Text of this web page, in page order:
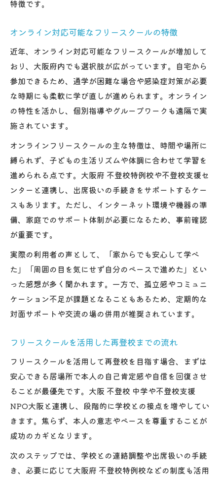
特徴です。
オンライン対応可能なフリースクールの特徴
近年、オンライン対応可能なフリースクールが増加して
おり、大阪府内でも選択肢が広がっています。自宅から
参加できるため、通学が困難な場合や感染症対策が必要
な時期にも柔軟に学び直しが進められます。オンライン
の特性を活かし、個別指導やグループワークも遠隔で実
施されています。
オンラインフリースクールの主な特徴は、時間や場所に
縛られず、子どもの生活リズムや体調に合わせて学習を
進められる点です。大阪府 不登校特例校や不登校支援セ
ンターと連携し、出席扱いの手続きをサポートするケー
スもあります。ただし、インターネット環境や機器の準
備、家庭でのサポート体制が必要になるため、事前確認
が重要です。
実際の利用者の声として、「家からでも安心して学べ
た」「周囲の目を気にせず自分のペースで進めた」とい
った感想が多く聞かれます。一方で、孤立感やコミュニ
ケーション不足が課題となることもあるため、定期的な
対面サポートや交流の場の併用が推奨されています。
フリースクールを活用した再登校までの流れ
フリースクールを活用して再登校を目指す場合、まずは
安心できる居場所で本人の自己肯定感や自信を回復させ
ることが最優先です。大阪 不登校 中学や不登校支援
NPO大阪と連携し、段階的に学校との接点を増やしてい
きます。焦らず、本人の意志やペースを尊重することが
成功のカギとなります。
次のステップでは、学校との連絡調整や出席扱いの手続
き、必要に応じて大阪府 不登校特例校などの制度も活用